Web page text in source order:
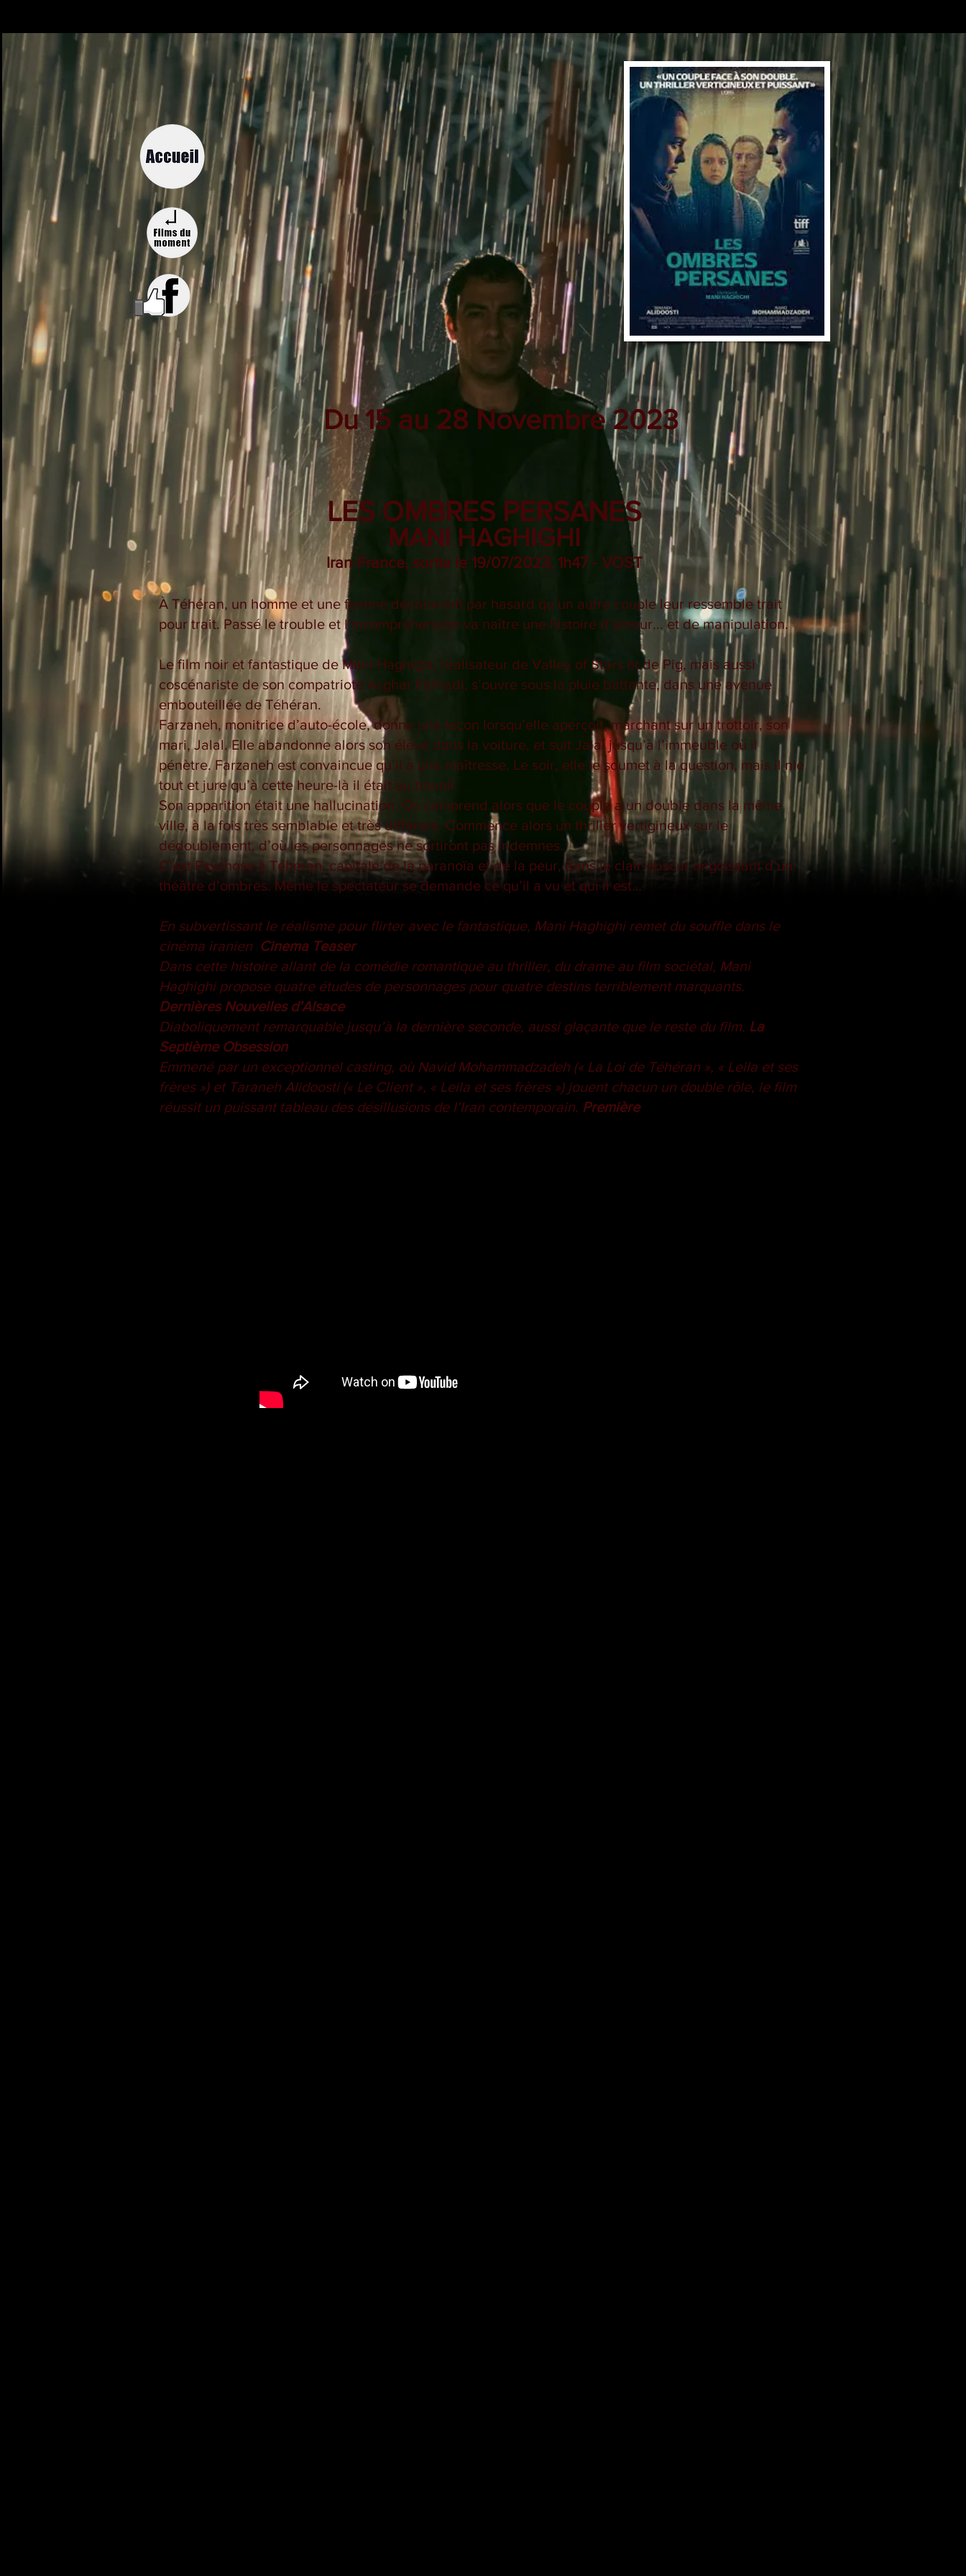
Du 15 au 28 Novembre 2023
LES OMBRES PERSANES
MANI HAGHIGHI
Iran-France, sortie le 19/07/2023, 1h47 - VOST
À Téhéran, un homme et une femme découvrent par hasard qu’un autre couple leur ressemble trait
pour trait. Passé le trouble et l’incompréhension va naître une histoire d’amour... et de manipulation.
Le film noir et fantastique de Mani Haghighi, réalisateur de Valley of Stars et de Pig, mais aussi
coscénariste de son compatriote Asghar Farhadi, s’ouvre sous la pluie battante, dans une avenue
embouteillée de Téhéran.
Farzaneh, monitrice d’auto-école, donne une leçon lorsqu’elle aperçoit, marchant sur un trottoir, son
mari, Jalal. Elle abandonne alors son élève dans la voiture, et suit Jalal jusqu’à l’immeuble où il
pénètre. Farzaneh est convaincue qu’il a une maîtresse. Le soir, elle le soumet à la question, mais il nie
tout et jure qu’à cette heure-là il était au travail.
Son apparition était une hallucination. On comprend alors que le couple a un double dans la même
ville, à la fois très semblable et très différent. Commence alors un thriller vertigineux sur le
dédoublement, d’où les personnages ne sortiront pas indemnes.
C’est Psychose à Téhéran, capitale de la paranoïa et de la peur, dans le clair-obscur angoissant d’un
théâtre d’ombres. Même le spectateur se demande ce qu’il a vu et qui il est…
En subvertissant le réalisme pour flirter avec le fantastique, Mani Haghighi remet du souffle dans le
cinéma iranien Cinema Teaser
Dans cette histoire allant de la comédie romantique au thriller, du drame au film sociétal, Mani
Haghighi propose quatre études de personnages pour quatre destins terriblement marquants.
Dernières Nouvelles d’Alsace
Diaboliquement remarquable jusqu’à la dernière seconde, aussi glaçante que le reste du film. La
Septième Obsession
Emmené par un exceptionnel casting, où Navid Mohammadzadeh (« La Loi de Téhéran », « Leila et ses
frères ») et Taraneh Alidoosti (« Le Client », « Leila et ses frères ») jouent chacun un double rôle, le film
réussit un puissant tableau des désillusions de l’Iran contemporain. Première